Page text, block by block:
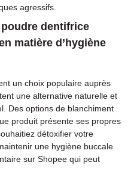
agressifs.
dentifrice
matière d’hygiène
un choix populaire auprès
une alternative naturelle et
Des options de blanchiment
produit présente ses propres
détoxifier votre
une hygiène buccale
sur Shopee qui peut